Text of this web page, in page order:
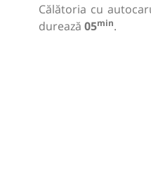
Călătoria cu
durează 05min.